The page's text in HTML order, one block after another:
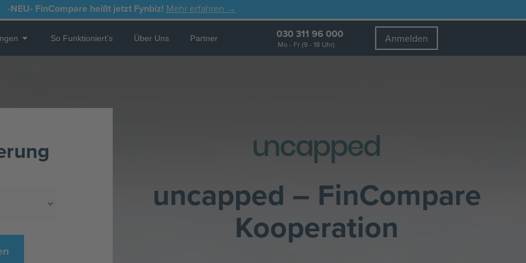
-NEU-FinCompare heißt jetzt Fynbiz! Mehr erfahren →
Open Leistungen
So Funktioniert’s Über Uns Partner 030 311 96 000
Mo - Fr (9 - 18 Uhr) Anmelden
uncapped – FinCompare
Kooperation